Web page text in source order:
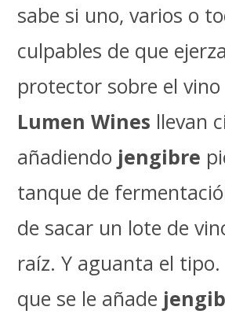
sabe si uno, varios o
culpables de que
protector sobre el vino
Lumen Wines llevan
añadiendo jengibre
tanque de
de sacar un lote de
raíz. Y aguanta el tipo.
que se le añade